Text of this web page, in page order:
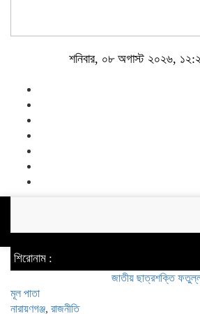
শনিবার, ০৮ অগাস্ট ২০২৬,
শিরোনাম :
জাতীয় ছাত্রশক্তি ফতুল্লা
মূল পাতা
নারায়ণগঞ্জ, রাজনীতি